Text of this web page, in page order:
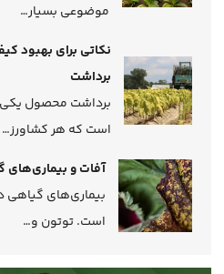
موضوعی بسیار…
نکاتی برای بهبود
برداشت
برداشت محصول یکی
است که هر کشاورز…
آفات و بیماری‌های
بیماری‌های گیاهی
است. توتون و…